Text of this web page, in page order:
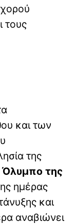
τους
και των
της
Όλυμπο της
ημέρας
και
αναβιώνει